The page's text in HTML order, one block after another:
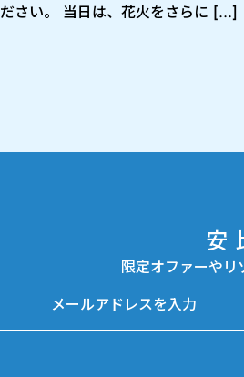
ださい。 当日は、花火をさらに […]
安
限定オファーやリ